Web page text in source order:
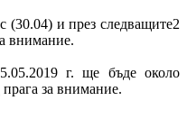
(30.04) и през следващите2
внимание.
г. ще бъде около
за внимание.